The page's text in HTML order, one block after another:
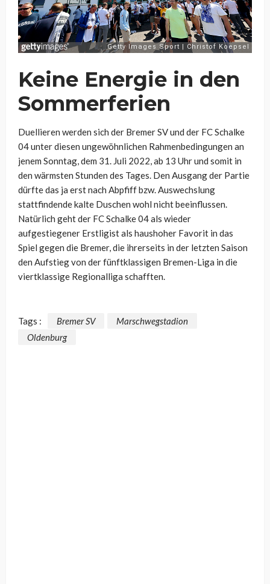
Keine Energie in den
Sommerferien
Duellieren werden sich der Bremer SV und der FC Schalke
04 unter diesen ungewöhnlichen Rahmenbedingungen an
jenem Sonntag, dem 31. Juli 2022, ab 13 Uhr und somit in
den wärmsten Stunden des Tages. Den Ausgang der Partie
dürfte das ja erst nach Abpfiff bzw. Auswechslung
stattfindende kalte Duschen wohl nicht beeinflussen.
Natürlich geht der FC Schalke 04 als wieder
aufgestiegener Erstligist als haushoher Favorit in das
Spiel gegen die Bremer, die ihrerseits in der letzten Saison
den Aufstieg von der fünftklassigen Bremen-Liga in die
viertklassige Regionalliga schafften.
Tags : Bremer SV
Marschwegstadion
Oldenburg